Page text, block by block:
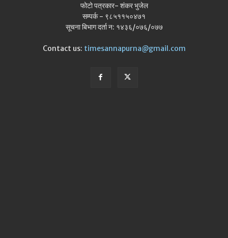
फोटो पत्रकार- शंकर भुजेल
सम्पर्क - ९८५११५०४७१
सूचना बिभाग दर्ता न: १४३६/०७६/०७७
Contact us: timesannapurna@gmail.com